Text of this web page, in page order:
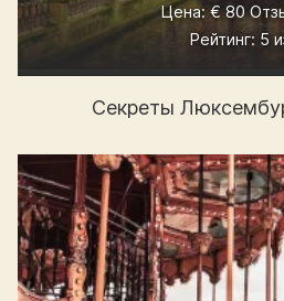
Цена: €
Рейтинг: 5
Секреты